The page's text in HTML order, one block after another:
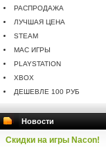
РАСПРОДАЖА
ЛУЧШАЯ ЦЕНА
STEAM
MAC ИГРЫ
PLAYSTATION
XBOX
ДЕШЕВЛЕ 100 РУБ
Новости
Скидки на игры Nacon!